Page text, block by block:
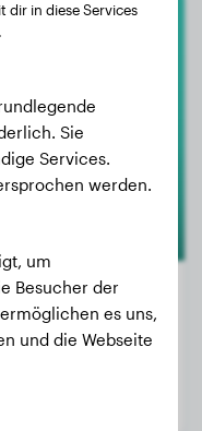
1
8 kg
dir in diese Services
Sie
Services.
werden.
um
Besucher der
es uns,
und die Webseite